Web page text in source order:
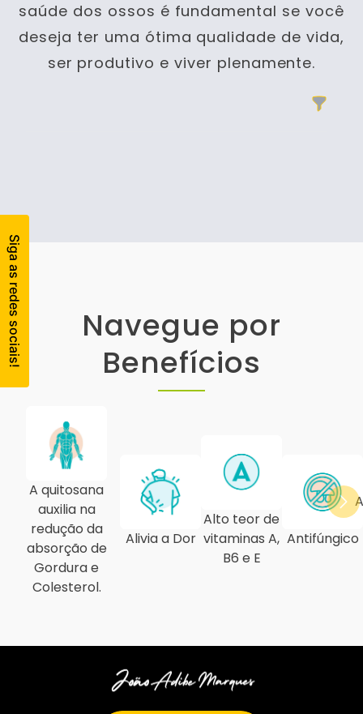
saúde dos ossos é fundamental se você
deseja ter uma ótima qualidade de vida,
ser produtivo e viver plenamente.
Filtros
Navegue por
Benefícios
A quitosana
auxilia na
redução da
absorção de
Gordura e
Colesterol.
Alivia a Dor
Alto teor de
vitaminas A,
B6 e E
Antifúngico